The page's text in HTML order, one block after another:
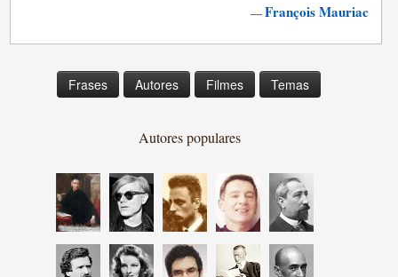
—François Mauriac
Frases Autores Filmes Temas
Autores populares